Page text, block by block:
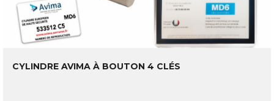
CYLINDRE AVIMA À BOUTON 4 CLÉS